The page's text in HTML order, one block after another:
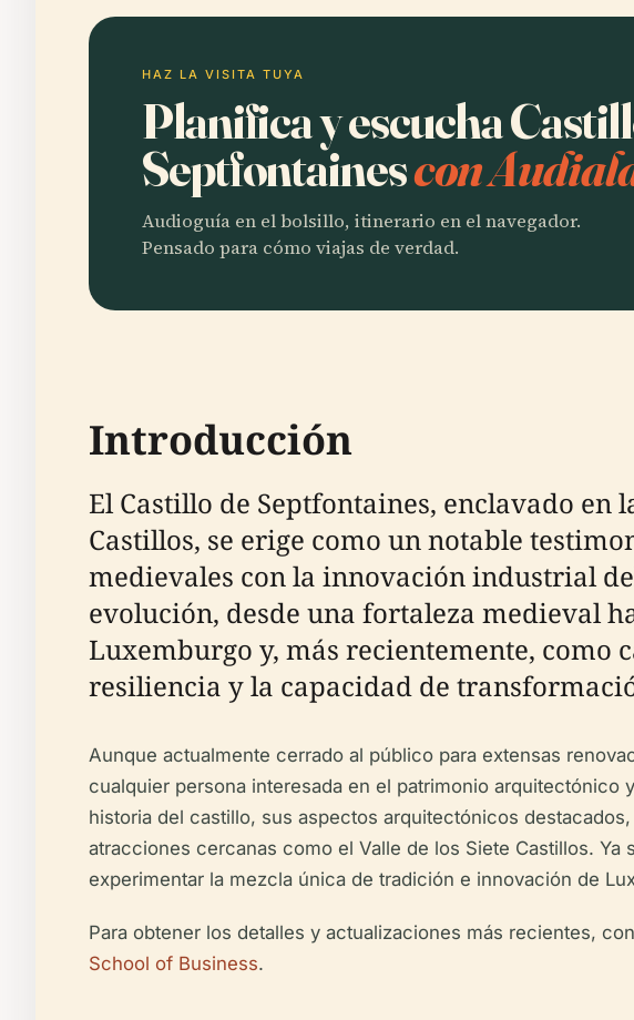
HAZ LA VISITA TUYA
Planifica y escucha
Septfontainescon
Audioguía en el bolsillo, itinerario en el navegador.
Pensado para cómo viajas de verdad.
Introducción
El Castillo de Septfontaines, enclavado
Castillos, se erige como un notable
medievales con la innovación industrial
evolución, desde una fortaleza medieval
Luxemburgo y, más recientemente, como
resiliencia y la capacidad de
Aunque actualmente cerrado al público para extensas
cualquier persona interesada en el patrimonio
historia del castillo, sus aspectos arquitectónicos
atracciones cercanas como el Valle de los Siete Castillos.
experimentar la mezcla única de tradición e innovación de
Para obtener los detalles y actualizaciones más recientes,
School of Business.